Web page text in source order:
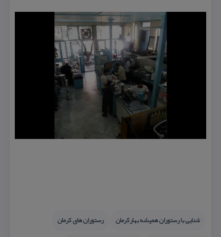
شنایی با رستوران همیشه بهاركرمان
رستوران های كرمان